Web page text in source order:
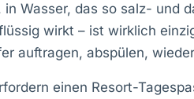
Wasser, das so salz- und
wirkt – ist wirklich
auftragen, abspülen,
einen Resort-